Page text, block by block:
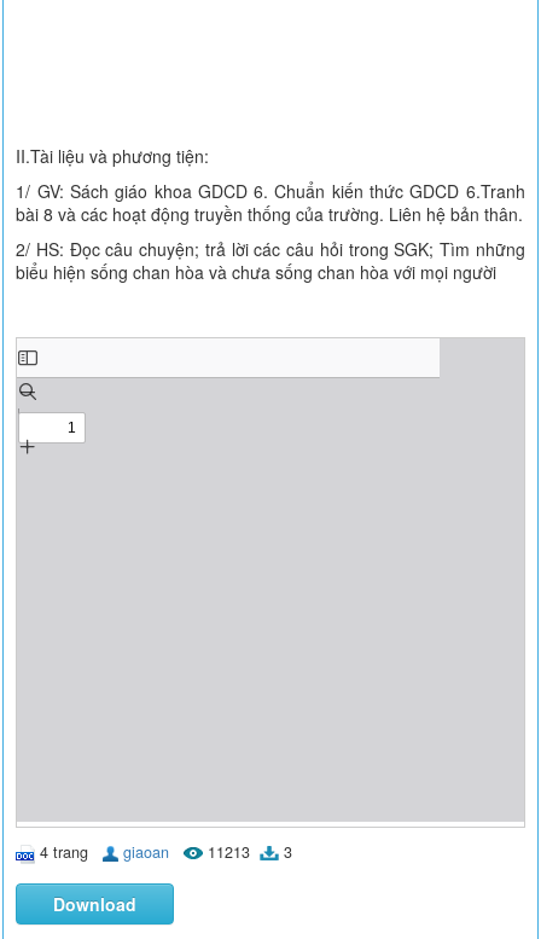
II.Tài liệu và phương tiện:
1/ GV: Sách giáo khoa GDCD 6. Chuẩn kiến thức GDCD 6.Tranh
bài 8 và các hoạt động truyền thống của trường. Liên hệ bản thân.
2/ HS: Đọc câu chuyện; trả lời các câu hỏi trong SGK; Tìm những
biểu hiện sống chan hòa và chưa sống chan hòa với mọi người
4 trang giaoan 11213 3
Download